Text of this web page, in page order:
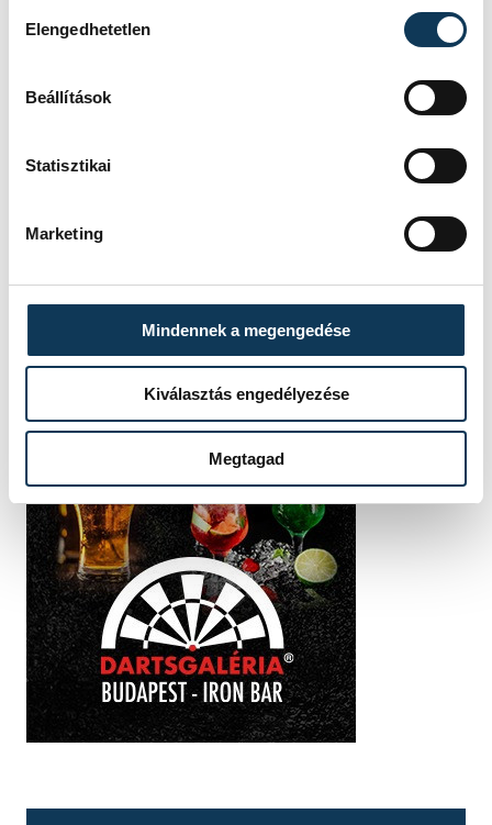
Elengedhetetlen
Beállítások
Statisztikai
Marketing
Mindennek a megengedése
Kiválasztás engedélyezése
Megtagad